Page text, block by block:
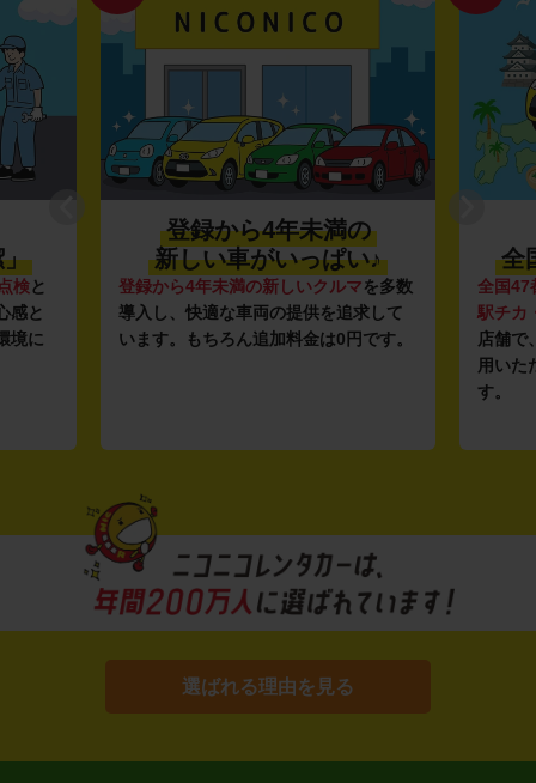
」
検と
感と
境に
登録から4年未満の
新しい車がいっぱい♪
登録から4年未満の新しいクルマを多数
導入し、快適な車両の提供を追求して
います。もちろん追加料金は0円です。
全
全国47
駅チカ
店舗で
用いた
す。
選ばれる理由を見る